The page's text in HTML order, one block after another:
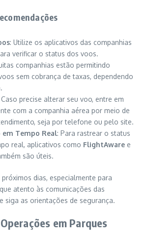
: Utilize os aplicativos das companhias
verificar o status dos voos.
companhias estão permitindo
sem cobrança de taxas, dependendo
Caso precise alterar seu voo, entre em
com a companhia aérea por meio de
seja por telefone ou pelo site.
Tempo Real: Para rastrear o status
real, aplicativos como FlightAware e
são úteis.
dias, especialmente para
atento às comunicações das
siga as orientações de segurança.
em Parques